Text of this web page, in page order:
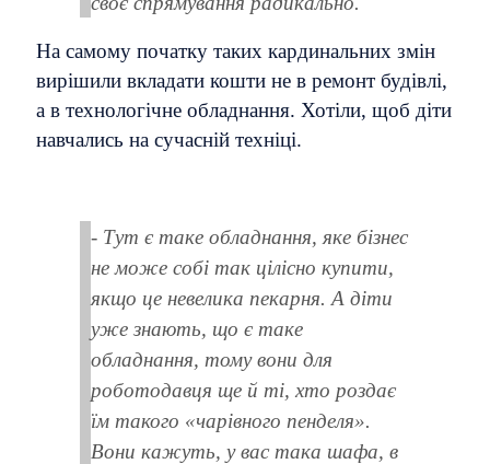
На самому початку таких кардинальних змін
вирішили вкладати кошти не в ремонт будівлі,
а в технологічне обладнання. Хотіли, щоб діти
навчались на сучасній техніці.
- Тут є таке обладнання, яке бізнес
не може собі так цілісно купити,
якщо це невелика пекарня. А діти
уже знають, що є таке
обладнання, тому вони для
роботодавця ще й ті, хто роздає
їм такого «чарівного пенделя».
Вони кажуть, у вас така шафа, в